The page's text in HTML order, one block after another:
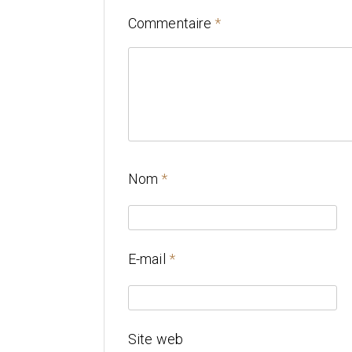
Commentaire *
Nom *
E-mail *
Site web